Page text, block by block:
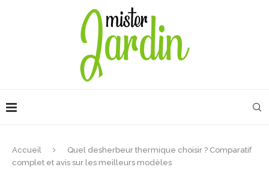
Accueil
Quel desherbeur thermique choisir ? Comparatif
complet et avis sur les meilleurs modèles